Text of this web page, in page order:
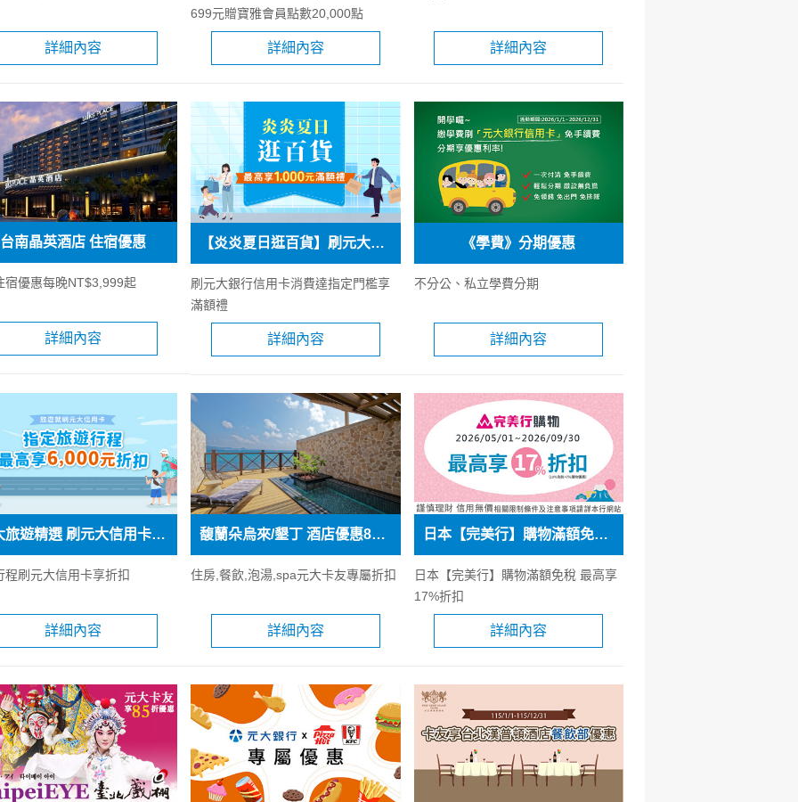
詳細內容
699元贈寶雅會員點數20,000點
詳細內容 詳細內容
台南晶英酒店 住宿優惠
宿優惠每晚NT$3,999起
詳細內容
【炎炎夏日逛百貨】刷元大信用卡最高享1,000元滿額禮
刷元大銀行信用卡消費達指定門檻享
滿額禮
詳細內容
《學費》分期優惠
不分公、私立學費分期
詳細內容
元大旅遊精選 刷元大信用卡最高享NT$6,000折扣
程刷元大信用卡享折扣
詳細內容
馥蘭朵烏來/墾丁 酒店優惠85折起
住房,餐飲,泡湯,spa元大卡友專屬折扣
詳細內容
日本【完美行】購物滿額免稅 最高享17%折扣
日本【完美行】購物滿額免稅 最高享
17%折扣
詳細內容